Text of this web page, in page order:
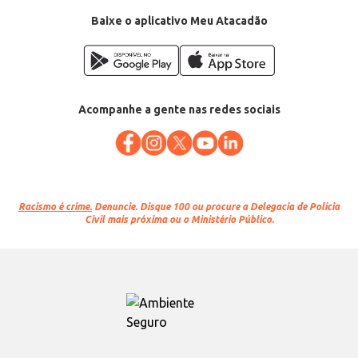
Baixe o aplicativo Meu Atacadão
Acompanhe a gente nas redes sociais
Racismo é crime. Denuncie. Disque 100 ou procure a Delegacia de Polícia
Civil mais próxima ou o Ministério Público.